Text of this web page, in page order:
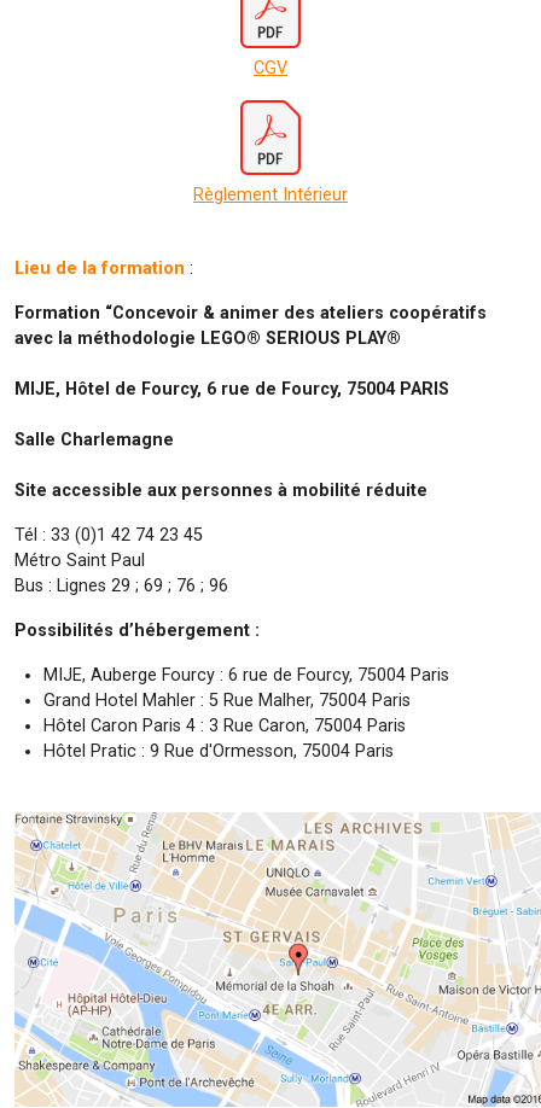
CGV
Règlement Intérieur
Lieu de la formation :
Formation “Concevoir & animer des ateliers coopératifs
avec la méthodologie LEGO® SERIOUS PLAY®
MIJE, Hôtel de Fourcy, 6 rue de Fourcy, 75004 PARIS
Salle Charlemagne
Site accessible aux personnes à mobilité réduite
Tél : 33 (0)1 42 74 23 45
Métro Saint Paul
Bus : Lignes 29 ; 69 ; 76 ; 96
Possibilités d’hébergement :
MIJE, Auberge Fourcy : 6 rue de Fourcy, 75004 Paris
Grand Hotel Mahler : 5 Rue Malher, 75004 Paris
Hôtel Caron Paris 4 : 3 Rue Caron, 75004 Paris
Hôtel Pratic : 9 Rue d'Ormesson, 75004 Paris